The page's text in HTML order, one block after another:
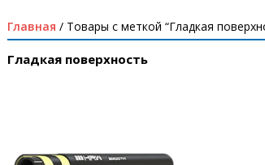
Главная / Товары с меткой “Гладкая
Гладкая поверхность